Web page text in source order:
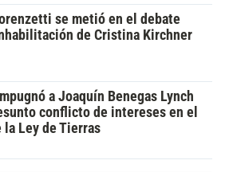
se metió en el debate
de Cristina Kirchner
a Joaquín Benegas Lynch
conflicto de intereses en el
la Ley de Tierras